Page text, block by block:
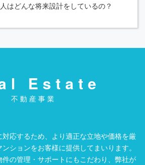
はどんな将来設計をしているの？
Estate
不動産事業
応するため、より適正な立地や価格を厳
ションをお客様に提供してまいります。
の管理・サポートにもこだわり、弊社が